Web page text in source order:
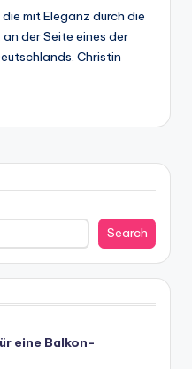
mit Eleganz durch die
der Seite eines der
Christin
Search
eine Balkon-